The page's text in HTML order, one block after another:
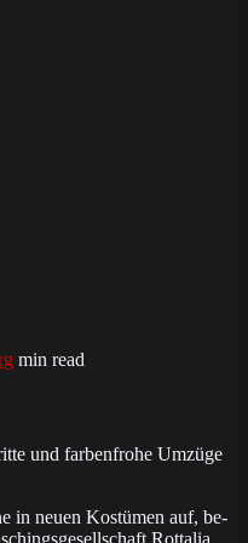
min read
und farben­frohe Umzüge
in neuen Kostümen auf, be­
Rottalia